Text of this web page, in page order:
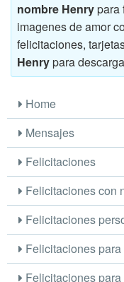
nombre Henrypara
imagenes de amor
felicitaciones,
Henrypara
Home
Mensajes
Felicitaciones
Felicitaciones con
Felicitaciones
Felicitaciones
Felicitaciones